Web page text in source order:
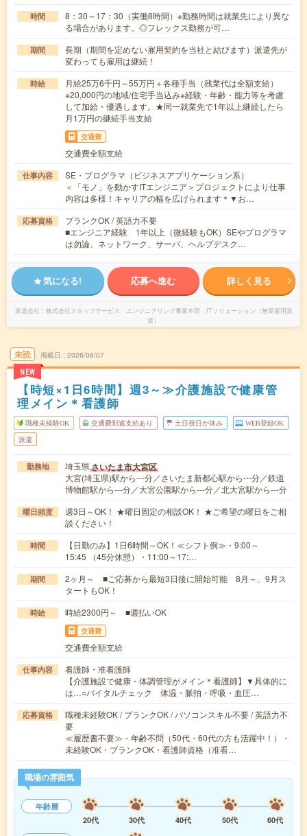
時間
8：30～17：30（実働8時間）※勤務時間は就業先により異な
る場合があります。◎フレックス勤務が可…
期間
長期（期間を定めない雇用契約を当社と結びます）派遣先が
変わっても雇用は継続！
時給
月給25万6千円～55万円＋各種手当（残業代は全額支給）
※20,000円の地域/住宅手当込み※経験・年齢・能力等を考慮
して加給・優遇します。★同一就業先で1年以上継続したら
月1万円の継続手当支給
交通費
交通費全額支給
仕事内容
SE・プログラマ（ビジネスアプリケーション系）
＜「モノ」を動かすITエンジニア＞プロジェクトにより仕事
内容は多様！キャリアの幅を広げられます＊▼お…
応募資格
ブランクOK / 英語力不要
■エンジニア経験 1年以上（微経験もOK）SEやプログラマ
は勿論、ネットワーク、サーバ、ヘルプデスク…
気になる! 応募へ進む 詳しく見る
派遣会社
株式会社スタッフサービス エンジニアリング事業本部 ITソリューション（無期雇用派
遣）
未読
NEW
掲載日 2026/08/07
【時短×1日6時間】週3～≫介護施設で健康管
理メイン＊看護師
職種未経験OK 交通費別途支給あり 土日祝日が休み WEB登録OK
派遣
勤務地 埼玉県さいたま市大宮区
大宮(埼玉県)駅から---分／さいたま新都心駅から---分／鉄道
博物館駅から---分／大宮公園駅から---分／北大宮駅から---分
曜日頻度
週3日～OK！ ★曜日固定の相談OK！ ★ご希望の曜日をご相
談ください！
時間
【日勤のみ】1日6時間～OK！≪シフト例≫・9:00～
15:45 （45分休憩）・11:00～17:…
期間
2ヶ月～ ■ご応募から最短3日後に開始可能 8月～、9月ス
タートもOK！
時給 時給2300円～ ■週払いOK
交通費
交通費全額支給
仕事内容
看護師・准看護師
【介護施設で健康・体調管理がメイン＊看護師】▼具体的に
は…○バイタルチェック 体温・脈拍・呼吸・血圧…
応募資格
職種未経験OK / ブランクOK / パソコンスキル不要 / 英語力不
要
≪履歴書不要≫・年齢不問（50代・60代の方も活躍中！）・
未経験OK・ブランクOK・看護師資格（准看…
職場の雰囲気
年齢層
20代
30代 40代 50代
60代